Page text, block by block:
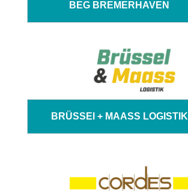
BEG BREMERHAVEN
BRÜSSEl + MAASS LOGISTIK